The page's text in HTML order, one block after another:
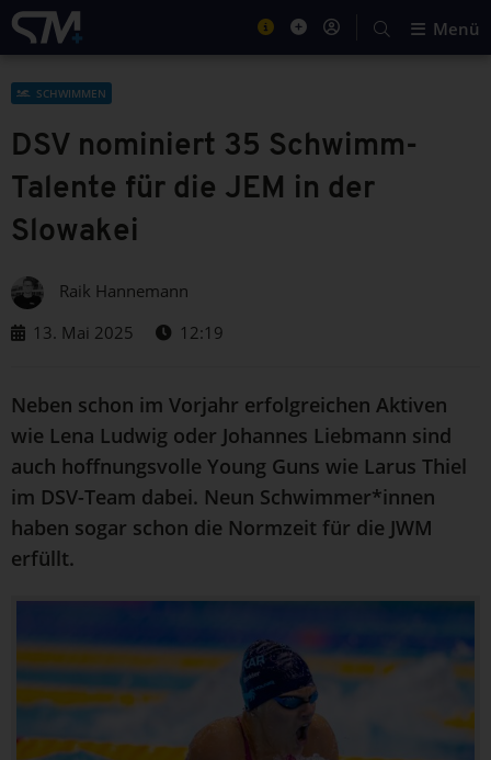
Menü
SCHWIMMEN
DSV nominiert 35 Schwimm-
Talente für die JEM in der
Slowakei
Raik Hannemann
13. Mai 2025
12:19
Neben schon im Vorjahr erfolgreichen Aktiven
wie Lena Ludwig oder Johannes Liebmann sind
auch hoffnungsvolle Young Guns wie Larus Thiel
im DSV-Team dabei. Neun Schwimmer*innen
haben sogar schon die Normzeit für die JWM
erfüllt.